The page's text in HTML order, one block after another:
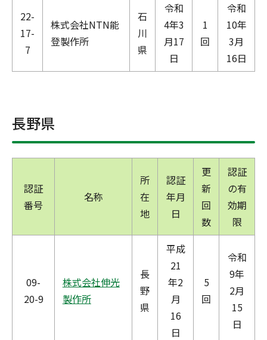
22-
17-
7
株式会社NTN能
登製作所
石
川
県
令和
4年3
月17
日
1
回
令和
10年
3月
16日
長野県
認証
番号
名称
所
在
地
認証
年月
日
更
新
回
数
認証
の有
効期
限
09-
20-9
株式会社伸光
製作所
長
野
県
平成
21
年2
月
16
日
5
回
令和
9年
2月
15
日